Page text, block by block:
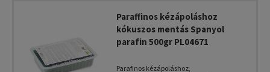
Paraffinos kézápoláshoz
kókuszos mentás Spanyol
parafin 500gr PL04671
Parafinos kézápoláshoz,